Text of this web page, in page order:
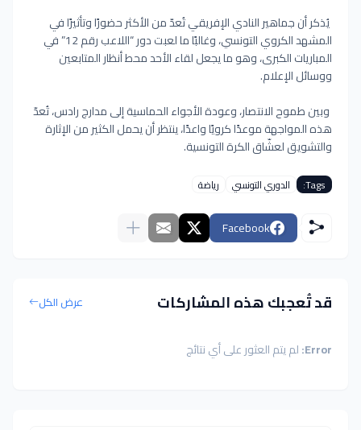
يُذكر أن جماهير النادي الإفريقي تُعدّ من الأكثر حضورًا وتأثيرًا في
المشهد الكروي التونسي، وغالبًا ما لعبت دور “اللاعب رقم 12” في
المباريات الكبرى، وهو ما يجعل لقاء الأحد محط أنظار المتابعين
ووسائل الإعلام.
وبين طموح الانتصار، وعودة الأجواء الحماسية إلى مدارج رادس، تُعدّ
هذه المواجهة موعدًا كرويًا واعدًا، ينتظر أن يحمل الكثير من الإثارة
والتشويق لعشّاق الكرة التونسية.
Tags: الدوري التونسي رياضة
Facebook
قد تُعجبك هذه المشاركات عرض الكل
Error: لم يتم العثور على أي نتائج